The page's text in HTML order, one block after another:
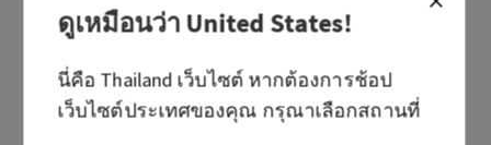
ดูเหมือนว่าUnited States!
นี่คือ Thailand เว็บไซต์ หากต้องการช้อป
เว็บไซต์ประเทศของคุณ กรุณาเลือกสถานที่